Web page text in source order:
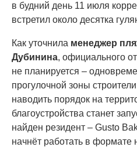
в будний день 11 июля
встретил около десятка
Как уточнила менеджер
Дубинина, официального
не планируется –
прогулочной зоны
наводить порядок на
благоустройства станет
найден резидент – Gusto
начнёт работать в формате